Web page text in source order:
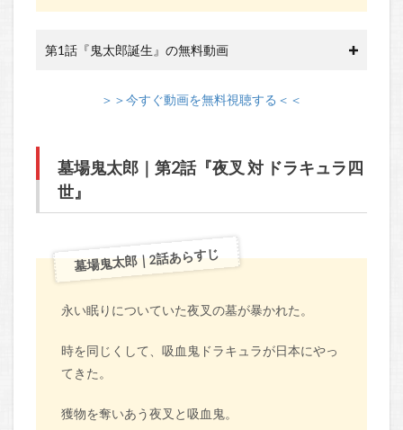
第1話『鬼太郎誕生』の無料動画
＞＞今すぐ動画を無料視聴する＜＜
墓場鬼太郎｜第2話『夜叉 対 ドラキュラ四
世』
墓場鬼太郎｜2話あらすじ
永い眠りについていた夜叉の墓が暴かれた。
時を同じくして、吸血鬼ドラキュラが日本にやっ
てきた。
獲物を奪いあう夜叉と吸血鬼。